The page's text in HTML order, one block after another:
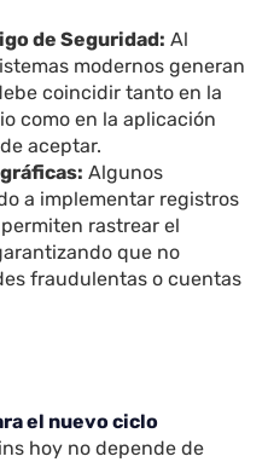
de Seguridad: Al
modernos generan
coincidir tanto en la
como en la aplicación
aceptar.
Algunos
a implementar registros
rastrear el
que no
fraudulentas o cuentas
el nuevo ciclo
hoy no depende de